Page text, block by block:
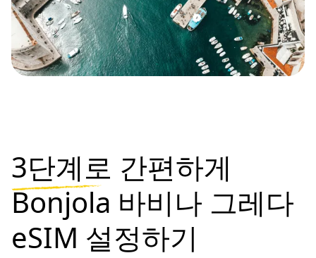
3단계로 간편하게
Bonjola 바비나 그레다
eSIM 설정하기